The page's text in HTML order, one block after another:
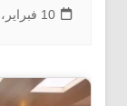
10 فبراير، 2026